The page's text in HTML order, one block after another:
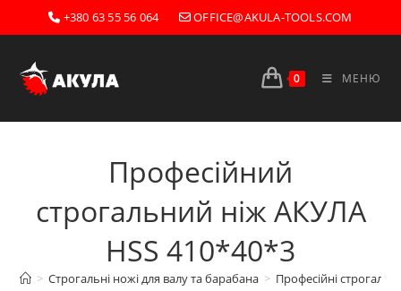
Перейти
до
+380 63 55 56 064 OFFICE@AKULA-TOOLS.COM
0 МЕНЮ
Професійний
строгальний ніж АКУЛА
HSS 410*40*3
> Строгальні ножі для валу та барабана > Професійні